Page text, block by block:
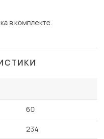
в комплекте.
60
234